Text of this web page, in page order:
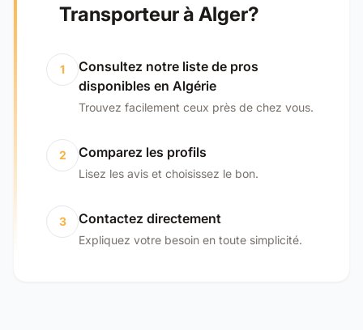
Transporteur à Alger?
1
Consultez notre liste de pros
disponibles en Algérie
Trouvez facilement ceux près de chez vous.
2 Comparez les profils
Lisez les avis et choisissez le bon.
3 Contactez directement
Expliquez votre besoin en toute simplicité.